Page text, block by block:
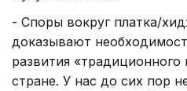
- Споры вокруг платка/
доказывают
развития «традиционного
стране. У нас до сих пор